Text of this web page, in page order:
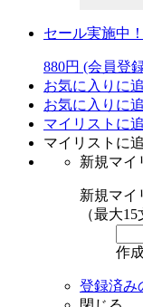
セール実施中！
880円 (会員登
お気に入りに
お気に入りに
マイリストに
マイリストに
新規マイ
新規マイ
（最大15
作
登録済み